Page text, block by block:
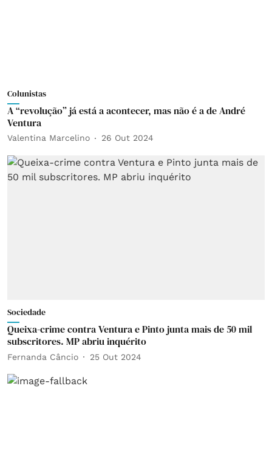
Colunistas
A “revolução” já está a acontecer, mas não é a de André
Ventura
Valentina Marcelino 26 Out 2024
Sociedade
Queixa-crime contra Ventura e Pinto junta mais de 50 mil
subscritores. MP abriu inquérito
Fernanda Câncio 25 Out 2024